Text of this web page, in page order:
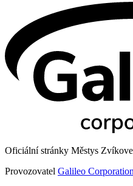
Oficiální stránky Městys
Provozovatel Galileo